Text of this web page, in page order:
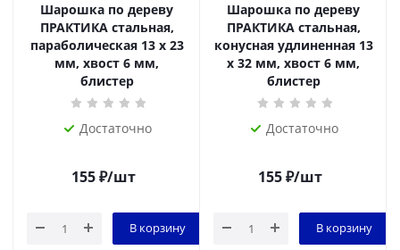
Шарошка по дереву
ПРАКТИКА стальная,
параболическая 13 х 23
мм, хвост 6 мм,
блистер
Достаточно
155₽/шт
В корзину
Шарошка по дереву
ПРАКТИКА стальная,
конусная удлиненная 13
х 32 мм, хвост 6 мм,
блистер
Достаточно
155₽/шт
В корзину